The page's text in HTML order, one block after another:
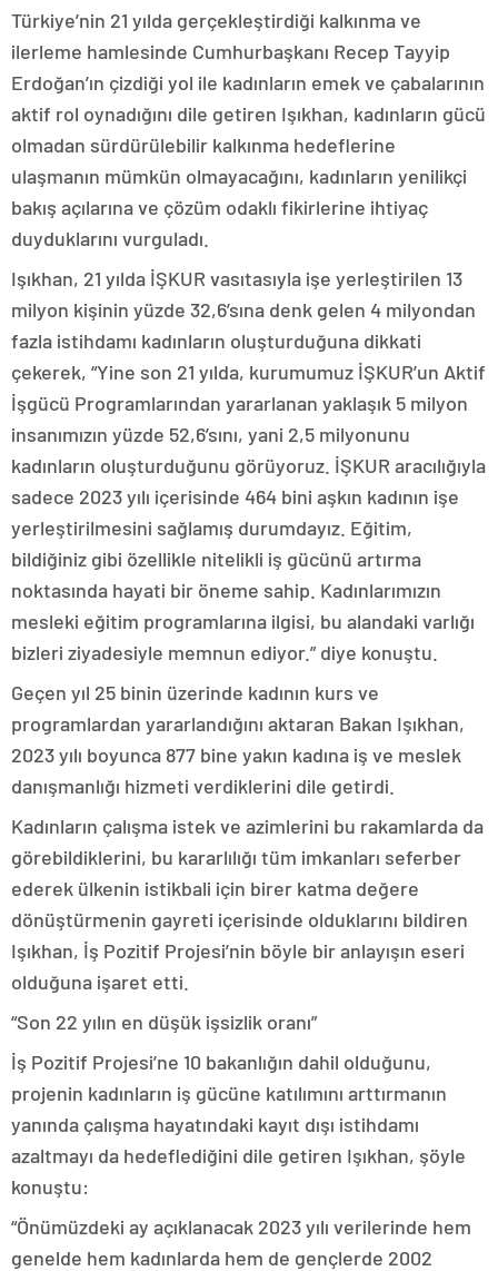
Türkiye’nin 21 yılda gerçekleştirdiği kalkınma ve
ilerleme hamlesinde Cumhurbaşkanı Recep Tayyip
Erdoğan’ın çizdiği yol ile kadınların emek ve çabalarının
aktif rol oynadığını dile getiren Işıkhan, kadınların gücü
olmadan sürdürülebilir kalkınma hedeflerine
ulaşmanın mümkün olmayacağını, kadınların yenilikçi
bakış açılarına ve çözüm odaklı fikirlerine ihtiyaç
duyduklarını vurguladı.
Işıkhan, 21 yılda İŞKUR vasıtasıyla işe yerleştirilen 13
milyon kişinin yüzde 32,6’sına denk gelen 4 milyondan
fazla istihdamı kadınların oluşturduğuna dikkati
çekerek, “Yine son 21 yılda, kurumumuz İŞKUR’un Aktif
İşgücü Programlarından yararlanan yaklaşık 5 milyon
insanımızın yüzde 52,6’sını, yani 2,5 milyonunu
kadınların oluşturduğunu görüyoruz. İŞKUR aracılığıyla
sadece 2023 yılı içerisinde 464 bini aşkın kadının işe
yerleştirilmesini sağlamış durumdayız. Eğitim,
bildiğiniz gibi özellikle nitelikli iş gücünü artırma
noktasında hayati bir öneme sahip. Kadınlarımızın
mesleki eğitim programlarına ilgisi, bu alandaki varlığı
bizleri ziyadesiyle memnun ediyor.” diye konuştu.
Geçen yıl 25 binin üzerinde kadının kurs ve
programlardan yararlandığını aktaran Bakan Işıkhan,
2023 yılı boyunca 877 bine yakın kadına iş ve meslek
danışmanlığı hizmeti verdiklerini dile getirdi.
Kadınların çalışma istek ve azimlerini bu rakamlarda da
görebildiklerini, bu kararlılığı tüm imkanları seferber
ederek ülkenin istikbali için birer katma değere
dönüştürmenin gayreti içerisinde olduklarını bildiren
Işıkhan, İş Pozitif Projesi’nin böyle bir anlayışın eseri
olduğuna işaret etti.
“Son 22 yılın en düşük işsizlik oranı”
İş Pozitif Projesi’ne 10 bakanlığın dahil olduğunu,
projenin kadınların iş gücüne katılımını arttırmanın
yanında çalışma hayatındaki kayıt dışı istihdamı
azaltmayı da hedeflediğini dile getiren Işıkhan, şöyle
konuştu:
“Önümüzdeki ay açıklanacak 2023 yılı verilerinde hem
genelde hem kadınlarda hem de gençlerde 2002